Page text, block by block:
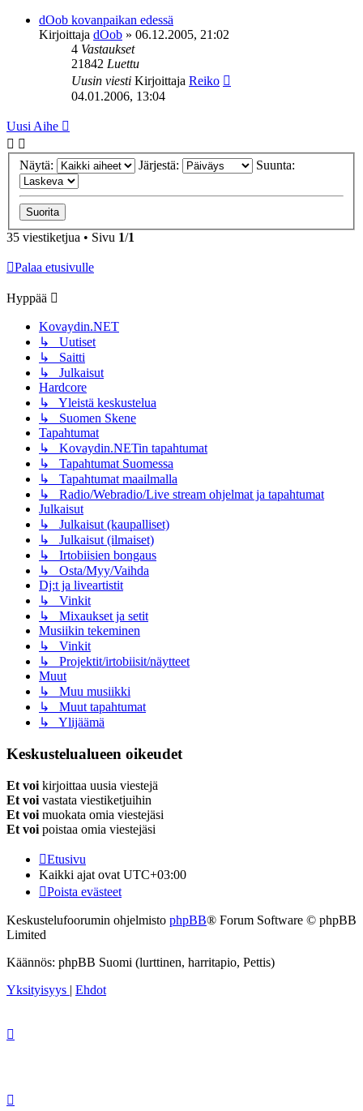
dOob kovanpaikan edessä
Kirjoittaja dOob » 06.12.2005, 21:02
4 Vastaukset
21842 Luettu
Uusin viesti Kirjoittaja Reiko
04.01.2006, 13:04
Uusi Aihe
Näytä: Järjestä: Suunta:
35 viestiketjua • Sivu 1/1
Palaa etusivulle
Hyppää
Kovaydin.NET
↳ Uutiset
↳ Saitti
↳ Julkaisut
Hardcore
↳ Yleistä keskustelua
↳ Suomen Skene
Tapahtumat
↳ Kovaydin.NETin tapahtumat
↳ Tapahtumat Suomessa
↳ Tapahtumat maailmalla
↳ Radio/Webradio/Live stream ohjelmat ja tapahtumat
Julkaisut
↳ Julkaisut (kaupalliset)
↳ Julkaisut (ilmaiset)
↳ Irtobiisien bongaus
↳ Osta/Myy/Vaihda
Dj:t ja liveartistit
↳ Vinkit
↳ Mixaukset ja setit
Musiikin tekeminen
↳ Vinkit
↳ Projektit/irtobiisit/näytteet
Muut
↳ Muu musiikki
↳ Muut tapahtumat
↳ Ylijäämä
Keskustelualueen oikeudet
Et voi kirjoittaa uusia viestejä
Et voi vastata viestiketjuihin
Et voi muokata omia viestejäsi
Et voi poistaa omia viestejäsi
Etusivu
Kaikki ajat ovat UTC+03:00
Poista evästeet
Keskustelufoorumin ohjelmisto phpBB® Forum Software © phpBB
Limited
Käännös: phpBB Suomi (lurttinen, harritapio, Pettis)
Yksityisyys | Ehdot